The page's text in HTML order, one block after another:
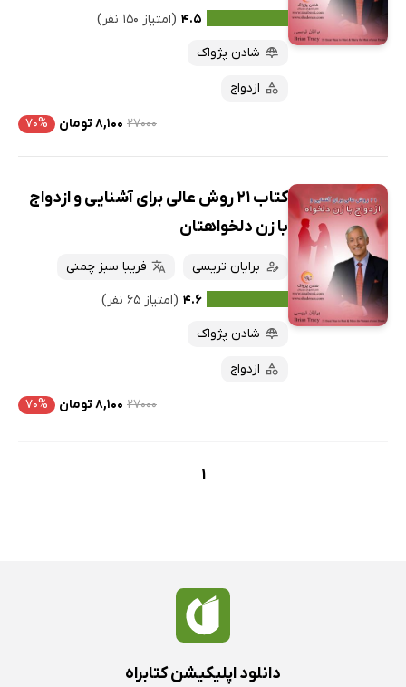
پربحث‌ها۴.۵ (امتیاز ۱۵۰ نفر)
شادن پژواک
ازدواج
۲۷۰۰۰ ۸,۱۰۰ تومان ۷۰%
کتاب 21 روش عالی برای آشنایی و ازدواج
با زن دلخواهتان
برایان تریسی
فریبا سبز چمنی
۴.۶ (امتیاز ۶۵ نفر)
شادن پژواک
ازدواج
۲۷۰۰۰ ۸,۱۰۰ تومان ۷۰%
1
دانلود اپلیکیشن کتابراه